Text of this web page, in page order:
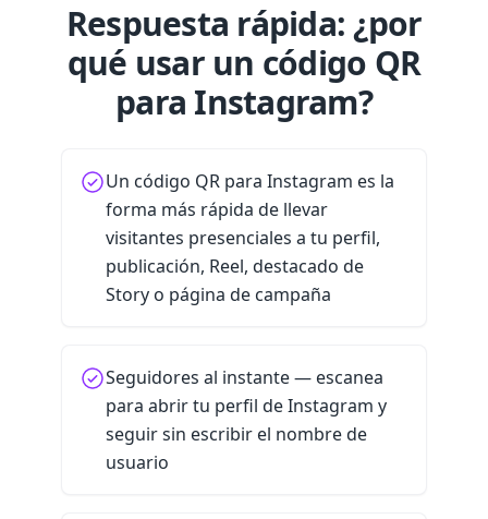
Respuesta rápida: ¿por
qué usar un código QR
para Instagram?
Un código QR para Instagram es la
forma más rápida de llevar
visitantes presenciales a tu perfil,
publicación, Reel, destacado de
Story o página de campaña
Seguidores al instante — escanea
para abrir tu perfil de Instagram y
seguir sin escribir el nombre de
usuario